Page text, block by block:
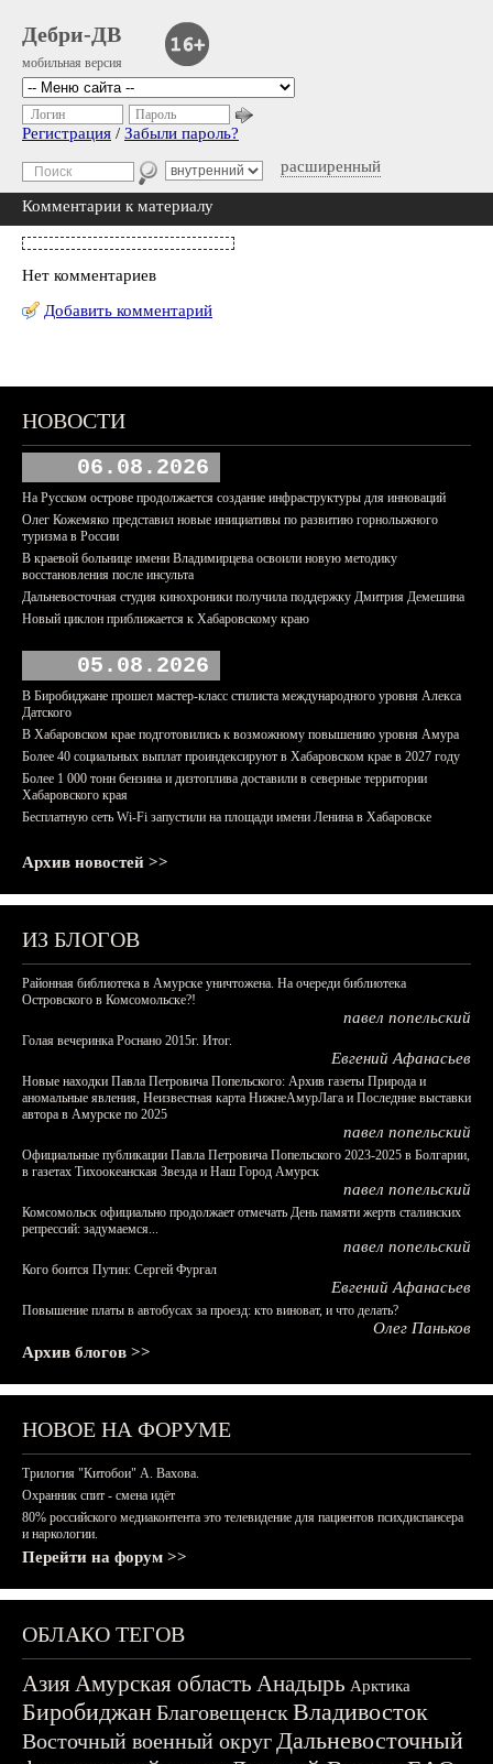
Дебри-ДВ
мобильная версия
расширенный
Логин Пароль
Регистрация / Забыли пароль?
Комментарии к материалу
Нет комментариев
Добавить комментарий
НОВОСТИ
06.08.2026
На Русском острове продолжается создание инфраструктуры для инноваций
Олег Кожемяко представил новые инициативы по развитию горнолыжного
туризма в России
В краевой больнице имени Владимирцева освоили новую методику
восстановления после инсульта
Дальневосточная студия кинохроники получила поддержку Дмитрия Демешина
Новый циклон приближается к Хабаровскому краю
05.08.2026
В Биробиджане прошел мастер-класс стилиста международного уровня Алекса
Датского
В Хабаровском крае подготовились к возможному повышению уровня Амура
Более 40 социальных выплат проиндексируют в Хабаровском крае в 2027 году
Более 1 000 тонн бензина и дизтоплива доставили в северные территории
Хабаровского края
Бесплатную сеть Wi-Fi запустили на площади имени Ленина в Хабаровске
Архив новостей >>
ИЗ БЛОГОВ
Районная библиотека в Амурске уничтожена. На очереди библиотека
Островского в Комсомольске?!
павел попельский
Голая вечеринка Роснано 2015г. Итог.
Евгений Афанасьев
Новые находки Павла Петровича Попельского: Архив газеты Природа и
аномальные явления, Неизвестная карта НижнеАмурЛага и Последние выставки
автора в Амурске по 2025
павел попельский
Официальные публикации Павла Петровича Попельского 2023-2025 в Болгарии,
в газетах Тихоокеанская Звезда и Наш Город Амурск
павел попельский
Комсомольск официально продолжает отмечать День памяти жертв сталинских
репрессий: задумаемся...
павел попельский
Кого боится Путин: Сергей Фургал
Евгений Афанасьев
Повышение платы в автобусах за проезд: кто виноват, и что делать?
Олег Паньков
Архив блогов >>
НОВОЕ НА ФОРУМЕ
Трилогия "Китобои" А. Вахова.
Охранник спит - смена идёт
80% российского медиаконтента это телевидение для пациентов психдиспансера
и наркологии.
Перейти на форум >>
ОБЛАКО ТЕГОВ
АзияАмурская область Анадырь Арктика
БиробиджанБлаговещенскВладивосток
Восточный военный округДальневосточный